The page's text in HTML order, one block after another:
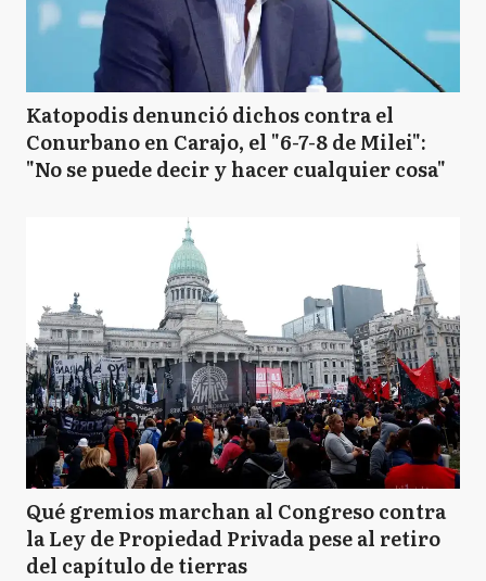
Katopodis denunció dichos contra el
Conurbano en Carajo, el "6-7-8 de Milei":
"No se puede decir y hacer cualquier cosa"
Qué gremios marchan al Congreso contra
la Ley de Propiedad Privada pese al retiro
del capítulo de tierras